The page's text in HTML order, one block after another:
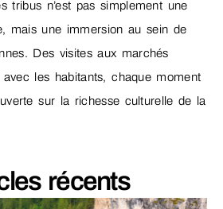
tribus n’est pas simplement une
mais une immersion au sein de
Des visites aux marchés
les habitants, chaque moment
sur la richesse culturelle de la
récents